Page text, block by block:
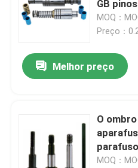
Agulha da coleção do
TUBO DA COLEÇÃO DO
GB
guia do
MOQ：
Preço：
Melhor preço
O
MOQ：